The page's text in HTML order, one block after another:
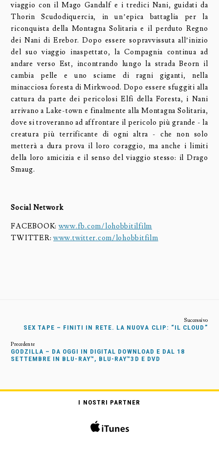
viaggio con il Mago Gandalf e i tredici Nani, guidati da
Thorin Scudodiquercia, in un’epica battaglia per la
riconquista della Montagna Solitaria e il perduto Regno
dei Nani di Erebor. Dopo essere sopravvissuta all’inizio
del suo viaggio inaspettato, la Compagnia continua ad
andare verso Est, incontrando lungo la strada Beorn il
cambia pelle e uno sciame di ragni giganti, nella
minacciosa foresta di Mirkwood. Dopo essere sfuggiti alla
cattura da parte dei pericolosi Elfi della Foresta, i Nani
arrivano a Lake-town e finalmente alla Montagna Solitaria,
dove si troveranno ad affrontare il pericolo più grande - la
creatura più terrificante di ogni altra - che non solo
metterà a dura prova il loro coraggio, ma anche i limiti
della loro amicizia e il senso del viaggio stesso: il Drago
Smaug.
Social Network
FACEBOOK:www.fb.com/lohobbitilfilm
TWITTER:www.twitter.com/lohobbitfilm
SEX TAPE – FINITI IN RETE. LA NUOVA CLIP: “IL CLOUD”
GODZILLA – DA OGGI IN DIGITAL DOWNLOAD E DAL 18
SETTEMBRE IN BLU-RAY™, BLU-RAY™3D E DVD
I NOSTRI PARTNER